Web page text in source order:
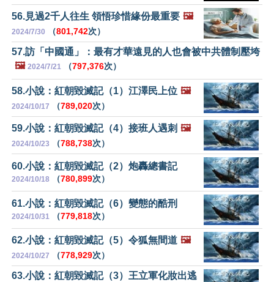
56.見過2千人往生 領悟珍惜緣份最重要 🖼️
2024/7/30 （801,742次）
57.訪「中國通」：最有才華遠見的人也會被中共體制壓垮
🖼️ 2024/7/21 （797,376次）
58.小說：紅朝毀滅記（1）江澤民上位 🖼️
2024/10/17 （789,020次）
59.小說：紅朝毀滅記（4）接班人遇刺 🖼️
2024/10/23 （788,738次）
60.小說：紅朝毀滅記（2）炮轟總書記
2024/10/18 （780,899次）
61.小說：紅朝毀滅記（6）變態的酷刑
2024/10/31 （779,818次）
62.小說：紅朝毀滅記（5）令狐無間道 🖼️
2024/10/27 （778,929次）
63.小說：紅朝毀滅記（3）王立軍化妝出逃